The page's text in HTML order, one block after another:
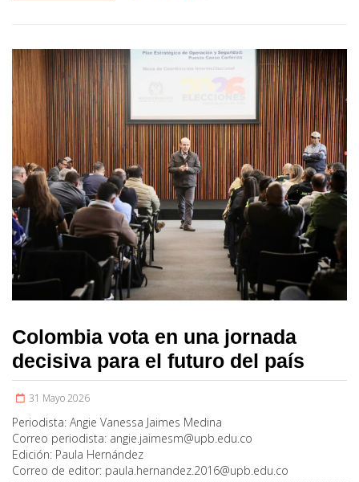
Colombia vota en una jornada
decisiva para el futuro del país
31 Mayo 2026
Periodista: Angie Vanessa Jaimes Medina
Correo periodista: angie.jaimesm@upb.edu.co
Edición: Paula Hernández
Correo de editor: paula.hernandez.2016@upb.edu.co